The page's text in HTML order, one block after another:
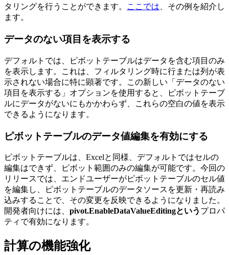
タリングを行うことができます。
ここでは 、その例を紹介し
ます。
データのない項目を表示する
デフォルトでは、ピボットテーブルはデータを含む項目のみ
を表示します。これは、フィルタリング時に行または列が表
示されない場合に特に顕著です。この新しい「データのない
項目を表示する」オプションを使用すると、ピボットテーブ
ルにデータがないにもかかわらず、これらの空白の値を表示
できるようになります。
ピボットテーブルのデータ値編集を有効にする
ピボットテーブルは、Excelと同様、デフォルトではセルの
編集はできず、ピボット範囲のみの編集が可能です。今回の
リリースでは、エンドユーザーがピボットテーブルのセル値
を編集し、ピボットテーブルのデータソースを更新・再読み
込みすることで、その変更を反映できるようになりました。
開発者向けには、 pivot.EnableDataValueEditingという プロパ
ティで有効になります。
計算の機能強化